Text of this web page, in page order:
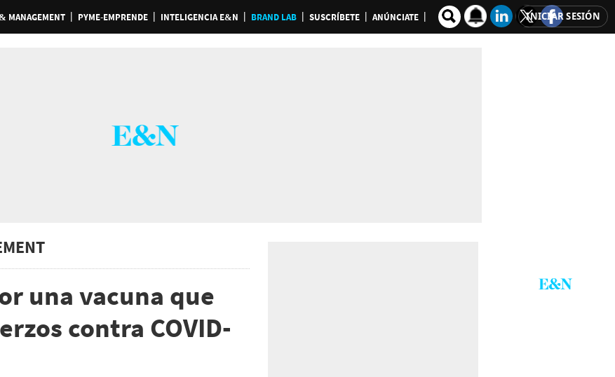
MANAGEMENT PYME-EMPRENDE INTELIGENCIA E&N BRAND LAB SUSCRÍBETE ANÚNCIATE INICIAR SESIÓN
una vacuna que
contra COVID-